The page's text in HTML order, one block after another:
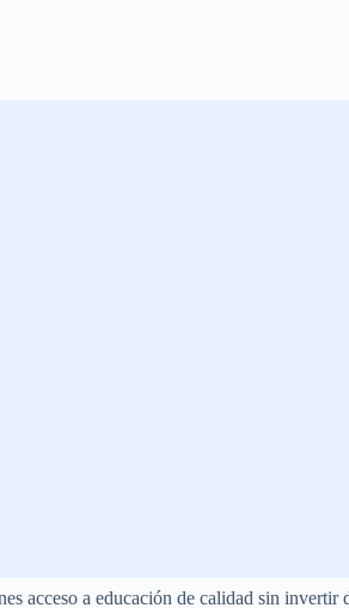
acceso a educación de calidad sin invertir